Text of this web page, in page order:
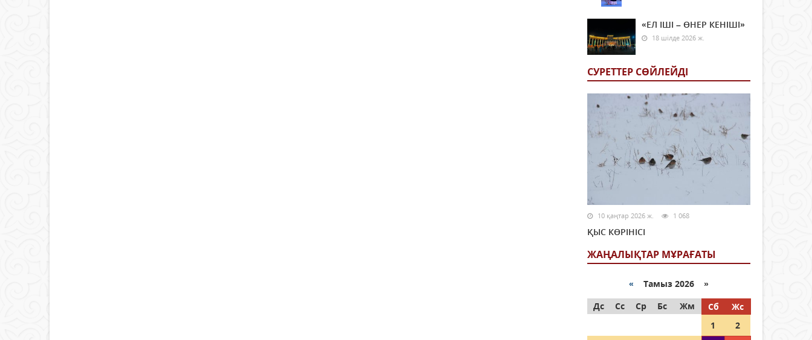
«ЕЛ ІШІ – ӨНЕР КЕНІШІ»
18 шілде 2026 ж.
СУРЕТТЕР СӨЙЛЕЙДI
10 қаңтар 2026 ж. 1 068
ҚЫС КӨРІНІСІ
ЖАҢАЛЫҚТАР МҰРАҒАТЫ
« Тамыз 2026 »
Дс
Сс Ср Бс Жм Сб
Жс
1
2